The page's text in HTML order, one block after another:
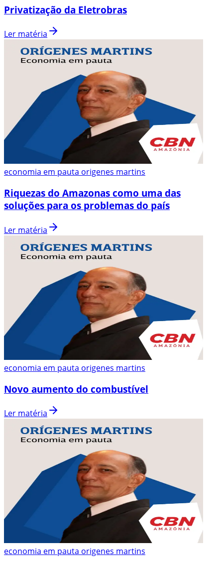
Privatização da Eletrobras
Ler matéria
economia em pauta origenes martins
Riquezas do Amazonas como uma das
soluções para os problemas do país
Ler matéria
economia em pauta origenes martins
Novo aumento do combustível
Ler matéria
economia em pauta origenes martins